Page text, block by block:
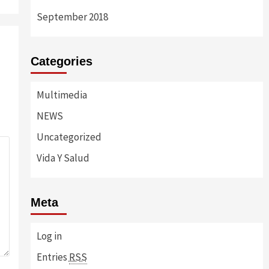
September 2018
Categories
Multimedia
NEWS
Uncategorized
Vida Y Salud
Meta
Log in
Entries RSS